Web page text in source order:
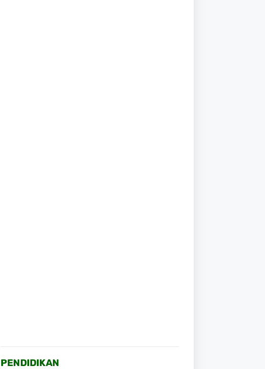
PENDIDIKAN